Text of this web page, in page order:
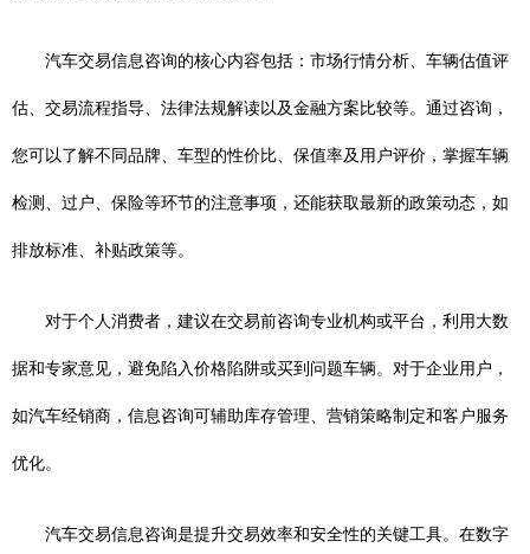
汽车交易信息咨询的核心内容包括：市场行情分析、车辆估值评
估、交易流程指导、法律法规解读以及金融方案比较等。通过咨询，
您可以了解不同品牌、车型的性价比、保值率及用户评价，掌握车辆
检测、过户、保险等环节的注意事项，还能获取最新的政策动态，如
排放标准、补贴政策等。
对于个人消费者，建议在交易前咨询专业机构或平台，利用大数
据和专家意见，避免陷入价格陷阱或买到问题车辆。对于企业用户，
如汽车经销商，信息咨询可辅助库存管理、营销策略制定和客户服务
优化。
汽车交易信息咨询是提升交易效率和安全性的关键工具。在数字